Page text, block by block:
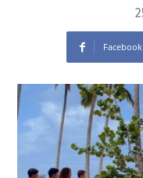
Facebook